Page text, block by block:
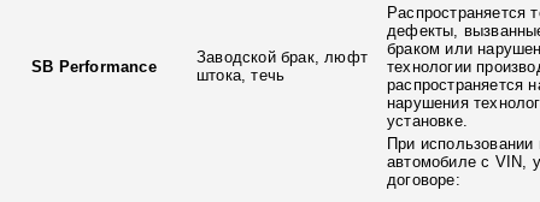
SB Performance
Заводской брак, люфт
штока, течь
Распространяется
дефекты,
браком или
технологии
распространяется
нарушения
установке.
При использовании
автомобиле с VIN,
договоре: